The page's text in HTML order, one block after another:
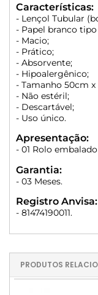
Características:
- Lençol Tubular
- Papel branco tipo
- Macio;
- Prático;
- Absorvente;
- Hipoalergênico;
- Tamanho 50cm x
- Não estéril;
- Descartável;
- Uso único.
Apresentação:
- 01 Rolo
Garantia:
- 03 Meses.
Registro Anvisa:
- 81474190011.
PRODUTOS